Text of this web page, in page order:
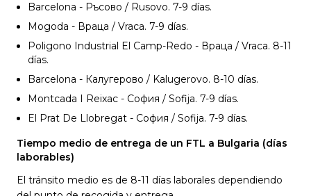
Barcelona - Ръсово / Rusovo. 7-9 días.
Mogoda - Враца / Vraca. 7-9 días.
Poligono Industrial El Camp-Redo - Враца / Vraca. 8-11
días.
Barcelona - Калугерово / Kalugerovo. 8-10 días.
Montcada I Reixac - София / Sofija. 7-9 días.
El Prat De Llobregat - София / Sofija. 7-9 días.
Tiempo medio de entrega de un FTL a Bulgaria (días
laborables)
El tránsito medio es de 8-11 días laborales dependiendo